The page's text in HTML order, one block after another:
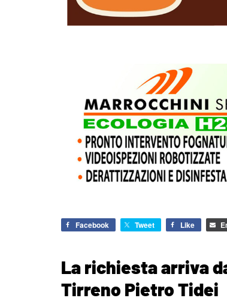
Facebook Tweet Like
La richiesta arriva
Tirreno Pietro Tidei